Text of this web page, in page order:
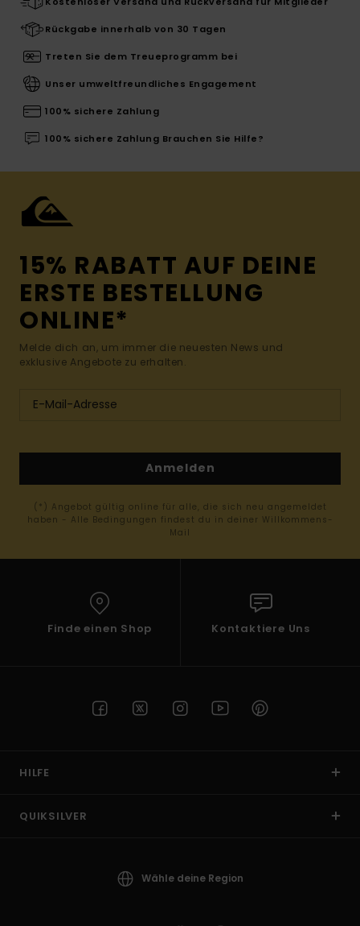
Rückgabe innerhalb von 30 Tagen
Treten Sie dem Treueprogramm bei
Unser umweltfreundliches Engagement
100% sichere Zahlung
100% sichere Zahlung Brauchen Sie Hilfe?
15% RABATT AUF DEINE
ERSTE BESTELLUNG
ONLINE*
Melde dich an, um immer die neuesten News und
exklusive Angebote zu erhalten.
Anmelden
(*) Angebot gültig online für alle, die sich neu angemeldet
haben - Alle Bedingungen findest du in deiner Willkommens-
Mail
Finde einen Shop Kontaktiere Uns
HILFE
QUIKSILVER
Wähle deine Region